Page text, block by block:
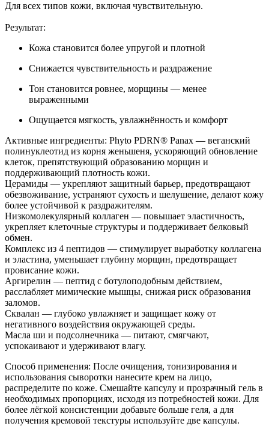
Для всех типов кожи, включая чувствительную.
Результат:
Кожа становится более упругой и плотной
Снижается чувствительность и раздражение
Тон становится ровнее, морщины — менее
выраженными
Ощущается мягкость, увлажнённость и комфорт
Активные ингредиенты: Phyto PDRN® Panax — веганский
полинуклеотид из корня женьшеня, ускоряющий обновление
клеток, препятствующий образованию морщин и
поддерживающий плотность кожи.
Церамиды — укрепляют защитный барьер, предотвращают
обезвоживание, устраняют сухость и шелушение, делают кожу
более устойчивой к раздражителям.
Низкомолекулярный коллаген — повышает эластичность,
укрепляет клеточные структуры и поддерживает белковый
обмен.
Комплекс из 4 пептидов — стимулирует выработку коллагена
и эластина, уменьшает глубину морщин, предотвращает
провисание кожи.
Аргирелин — пептид с ботулоподобным действием,
расслабляет мимические мышцы, снижая риск образования
заломов.
Сквалан — глубоко увлажняет и защищает кожу от
негативного воздействия окружающей среды.
Масла ши и подсолнечника — питают, смягчают,
успокаивают и удерживают влагу.
Способ применения: После очищения, тонизирования и
использования сыворотки нанесите крем на лицо,
распределите по коже. Смешайте капсулу и прозрачный гель в
необходимых пропорциях, исходя из потребностей кожи. Для
более лёгкой консистенции добавьте больше геля, а для
получения кремовой текстуры используйте две капсулы.